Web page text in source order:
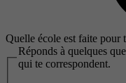
Quelle école est faite pour
Réponds à quelques
qui te correspondent.